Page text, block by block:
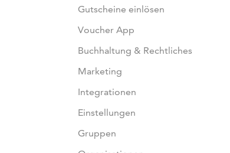
Gutscheine einlösen
Voucher App
Buchhaltung & Rechtliches
Marketing
Integrationen
Einstellungen
Gruppen